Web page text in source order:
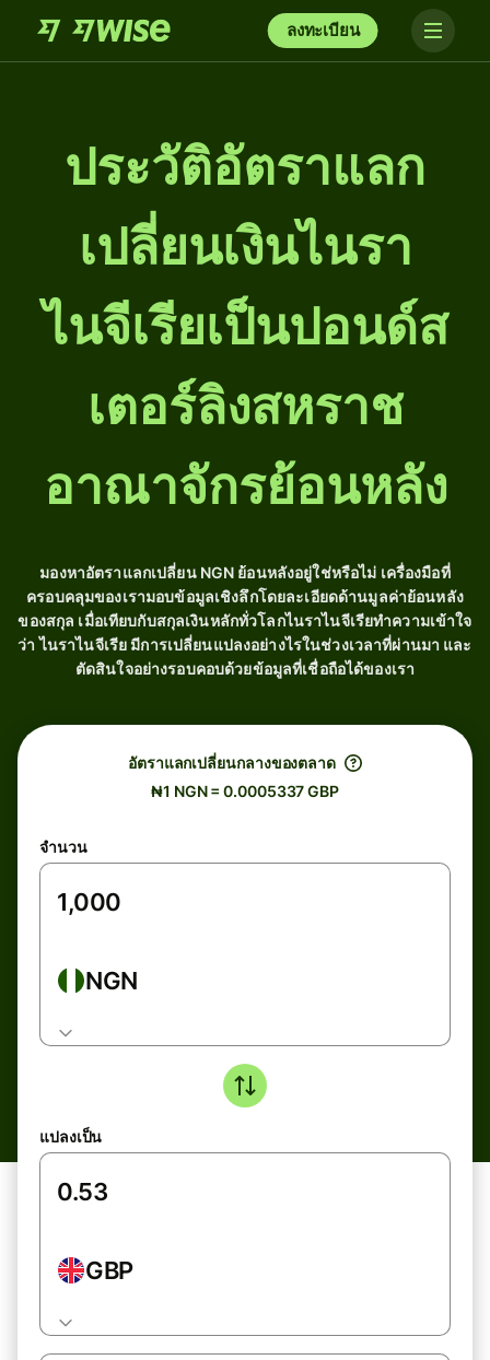
ลงทะเบียน
ประวัติอัตราแลก
เปลี่ยนเงินไนรา
ไนจีเรียเป็นปอนด์ส
เตอร์ลิงสหราช
อาณาจักรย้อนหลัง
มองหาอัตราแลกเปลี่ยน NGN ย้อนหลังอยู่ใช่หรือไม่ เครื่องมือที่
ครอบคลุมของเรามอบข้อมูลเชิงลึกโดยละเอียดด้านมูลค่าย้อนหลัง
ของสกุล เมื่อเทียบกับสกุลเงินหลักทั่วโลกไนราไนจีเรียทำความเข้าใจ
ว่า ไนราไนจีเรีย มีการเปลี่ยนแปลงอย่างไรในช่วงเวลาที่ผ่านมา และ
ตัดสินใจอย่างรอบคอบด้วยข้อมูลที่เชื่อถือได้ของเรา
อัตราแลกเปลี่ยนกลางของตลาด
₦1 NGN = 0.0005337 GBP
จำนวน
NGN
แปลงเป็น
GBP